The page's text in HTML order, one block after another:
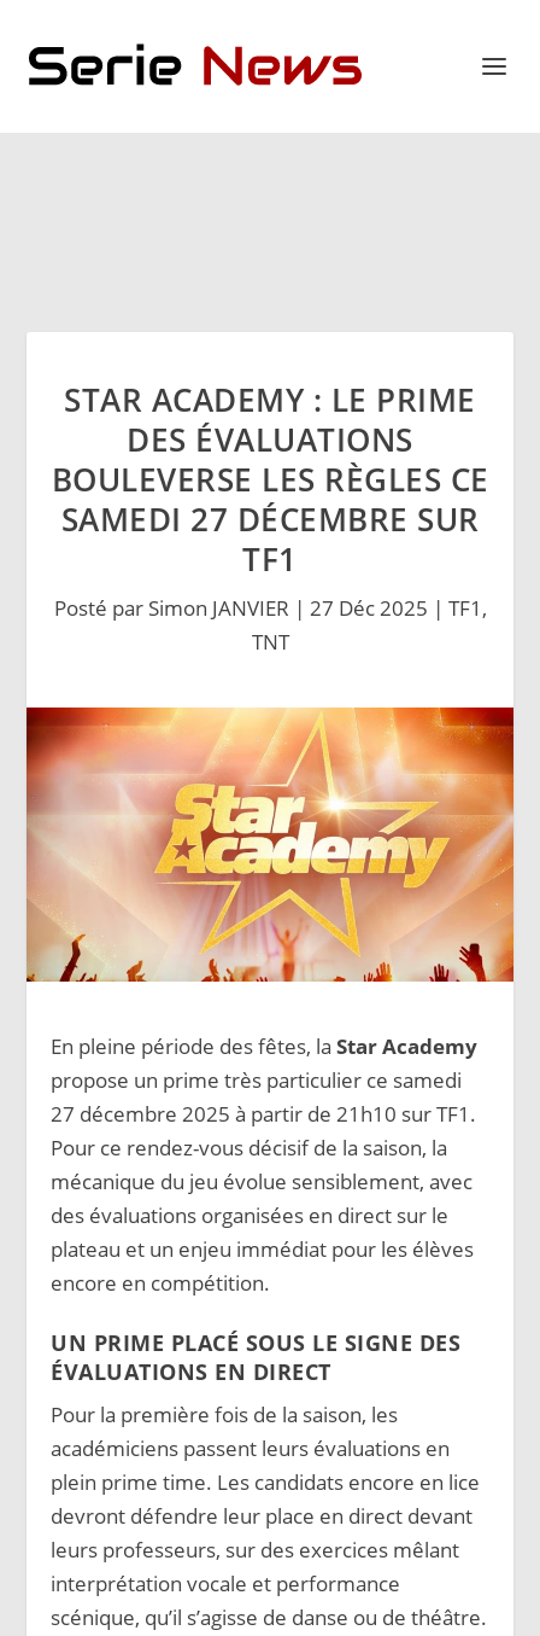
STAR ACADEMY : LE PRIME
DES ÉVALUATIONS
BOULEVERSE LES RÈGLES CE
SAMEDI 27 DÉCEMBRE SUR
TF1
Posté par Simon JANVIER | 27 Déc 2025 | TF1 ,
TNT
En pleine période des fêtes, laStar Academy
propose un prime très particulier ce samedi
27 décembre 2025 à partir de 21h10 sur TF1.
Pour ce rendez-vous décisif de la saison, la
mécanique du jeu évolue sensiblement, avec
des évaluations organisées en direct sur le
plateau et un enjeu immédiat pour les élèves
encore en compétition.
UN PRIME PLACÉ SOUS LE SIGNE DES
ÉVALUATIONS EN DIRECT
Pour la première fois de la saison, les
académiciens passent leurs évaluations en
plein prime time. Les candidats encore en lice
devront défendre leur place en direct devant
leurs professeurs, sur des exercices mêlant
interprétation vocale et performance
scénique, qu’il s’agisse de danse ou de théâtre.